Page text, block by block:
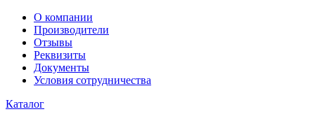
О компании
Производители
Отзывы
Реквизиты
Документы
Условия сотрудничества
Каталог